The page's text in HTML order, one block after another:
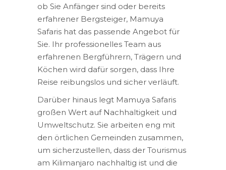
ob Sie Anfänger sind oder bereits
erfahrener Bergsteiger, Mamuya
Safaris hat das passende Angebot für
Sie. Ihr professionelles Team aus
erfahrenen Bergführern, Trägern und
Köchen wird dafür sorgen, dass Ihre
Reise reibungslos und sicher verläuft.
Darüber hinaus legt Mamuya Safaris
großen Wert auf Nachhaltigkeit und
Umweltschutz. Sie arbeiten eng mit
den örtlichen Gemeinden zusammen,
um sicherzustellen, dass der Tourismus
am Kilimanjaro nachhaltig ist und die